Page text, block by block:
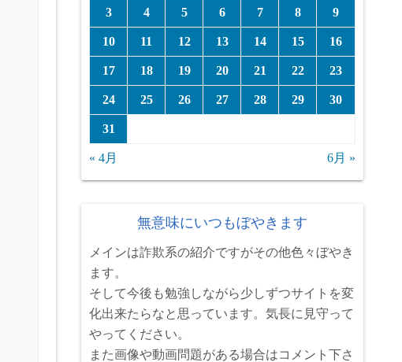
3 4 5 6 7 8 9
10 11 12 13 14 15 16
17 18 19 20 21 22 23
24 25 26 27 28 29 30
31
« 4月 6月 »
無意味にいつもぼやきます
メインは詐欺系の紹介ですがその他色々ぼやき
ます。
そして今後も勉強しながら少しずつサイトを変
化出来たらなと思っています。気長に見守って
やってください。
また画像や動画問題がある場合はコメント下さ